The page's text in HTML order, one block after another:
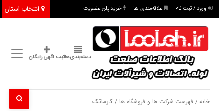
انتخاب استان ورود / ثبت نام علاقه‌مندی ها خرید پلن عضویت
دسته‌بندی‌هاثبت اگهی رایگان
خانه /فهرست شرکت ها و فروشگاه ها / کارماتک